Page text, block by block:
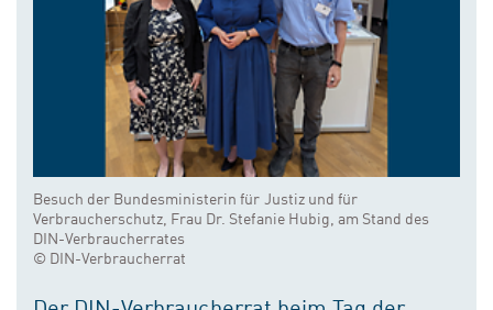
Besuch der Bundesministerin für Justiz und für
Verbraucherschutz, Frau Dr. Stefanie Hubig, am Stand des
DIN-Verbraucherrates
© DIN-Verbraucherrat